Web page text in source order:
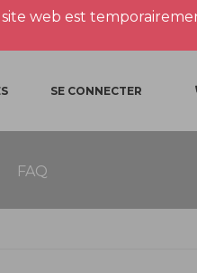
web est
SE CONNECTER
FAQ